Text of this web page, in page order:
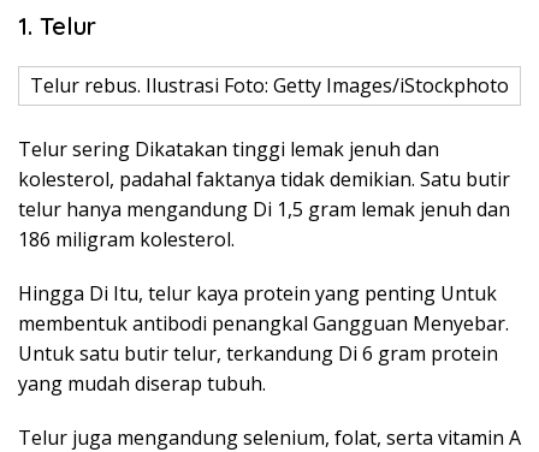
1. Telur
Telur rebus. Ilustrasi Foto: Getty Images/iStockphoto
Telur sering Dikatakan tinggi lemak jenuh dan
kolesterol, padahal faktanya tidak demikian. Satu butir
telur hanya mengandung Di 1,5 gram lemak jenuh dan
186 miligram kolesterol.
Hingga Di Itu, telur kaya protein yang penting Untuk
membentuk antibodi penangkal Gangguan Menyebar.
Untuk satu butir telur, terkandung Di 6 gram protein
yang mudah diserap tubuh.
Telur juga mengandung selenium, folat, serta vitamin A